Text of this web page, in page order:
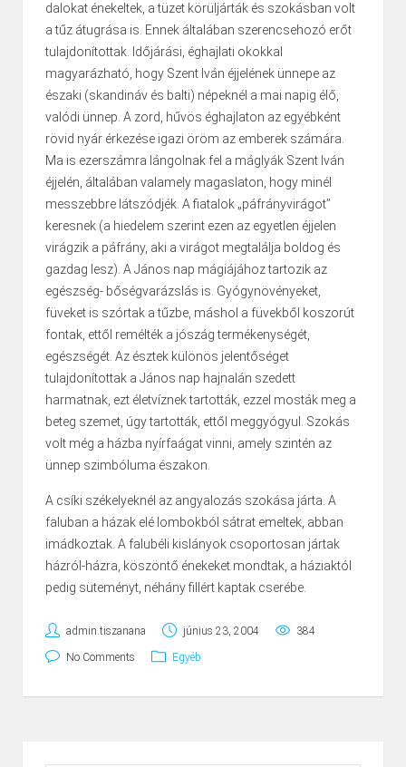
dalokat énekeltek, a tüzet körüljárták és szokásban volt
a tűz átugrása is. Ennek általában szerencsehozó erőt
tulajdonítottak. Időjárási, éghajlati okokkal
magyarázható, hogy Szent Iván éjjelének ünnepe az
északi (skandináv és balti) népeknél a mai napig élő,
valódi ünnep. A zord, hűvös éghajlaton az egyébként
rövid nyár érkezése igazi öröm az emberek számára.
Ma is ezerszámra lángolnak fel a máglyák Szent Iván
éjjelén, általában valamely magaslaton, hogy minél
messzebbre látszódjék. A fiatalok „páfrányvirágot”
keresnek (a hiedelem szerint ezen az egyetlen éjjelen
virágzik a páfrány, aki a virágot megtalálja boldog és
gazdag lesz). A János nap mágiájához tartozik az
egészség- bőségvarázslás is. Gyógynövényeket,
füveket is szórtak a tűzbe, máshol a füvekből koszorút
fontak, ettől remélték a jószág termékenységét,
egészségét. Az észtek különös jelentőséget
tulajdonítottak a János nap hajnalán szedett
harmatnak, ezt életvíznek tartották, ezzel mosták meg a
beteg szemet, úgy tartották, ettől meggyógyul. Szokás
volt még a házba nyírfaágat vinni, amely szintén az
ünnep szimbóluma északon.
A csíki székelyeknél az angyalozás szokása járta. A
faluban a házak elé lombokból sátrat emeltek, abban
imádkoztak. A falubéli kislányok csoportosan jártak
házról-házra, köszöntő énekeket mondtak, a háziaktól
pedig süteményt, néhány fillért kaptak cserébe.
admin.tiszanana június 23, 2004 384
No Comments Egyéb